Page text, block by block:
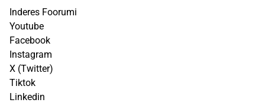
Inderes Foorumi
Youtube
Facebook
Instagram
X (Twitter)
Tiktok
Linkedin